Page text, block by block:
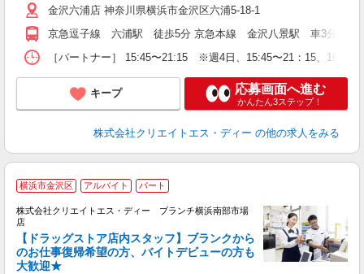
金沢六浦店 神奈川県横浜市金沢区六浦5-18-1
京急逗子線 六浦駅 徒歩5分 京急本線 金沢八景駅 車3分 京
［パートナー］ 15:45〜21:15 ※週4日、15:45〜21：15、16
キープ 応募画面へ進む
かんたん3ステップ！
株式会社クリエイトエス・ディー の他の求人をみる
横浜市金沢区 アルバイト パート
株式会社クリエイトエス・ディー ブランチ横浜南部市場
店
【ドラッグストア店内スタッフ】ブランクから
のお仕事復帰希望の方、バイトデビューの方も
大歓迎★